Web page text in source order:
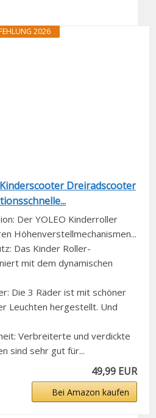
2026
Dreiradscooter
Der YOLEO Kinderroller
Höhenverstellmechanismen...
Das Kinder Roller-
mit dem dynamischen
Die 3 Räder ist mit schöner
Leuchten hergestellt. Und
Verbreiterte und verdickte
sind sehr gut für...
49,99 EUR
Bei Amazon kaufen